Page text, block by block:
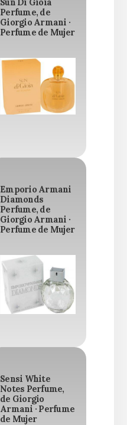
Sun Di Gioia
Perfume, de
Giorgio Armani ·
Perfume de Mujer
Emporio Armani
Diamonds
Perfume, de
Giorgio Armani ·
Perfume de Mujer
Sensi White
Notes Perfume,
de Giorgio
Armani · Perfume
de Mujer